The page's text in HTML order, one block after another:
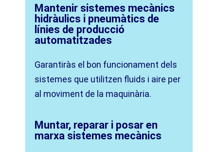
Mantenir sistemes mecànics
hidràulics i pneumàtics de
línies de producció
automatitzades
Garantiràs el bon funcionament dels
sistemes que utilitzen fluids i aire per
al moviment de la maquinària.
Muntar, reparar i posar en
marxa sistemes mecànics